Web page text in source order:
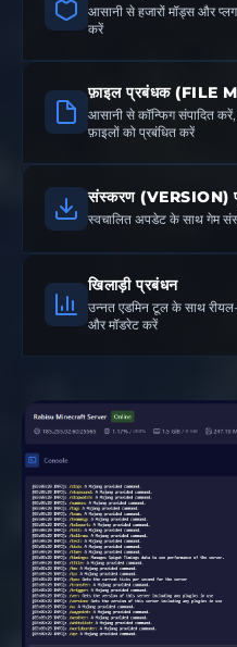
आसानी से हजारों मॉड्स और
करें
फ़ाइल प्रबंधक (FILE
आसानी से कॉन्फिग संपादित
फ़ाइलों को प्रबंधित करें
संस्करण (VERSION)
स्वचालित अपडेट के साथ गेम
खिलाड़ी प्रबंधन
उन्नत एडमिन टूल के साथ
और मॉडरेट करें